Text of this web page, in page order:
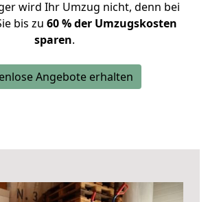
wird Ihr Umzug nicht, denn bei
bis zu 60 % der Umzugskosten
sparen.
Angebote erhalten